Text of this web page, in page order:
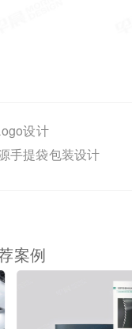
设计
手提袋包装设计
案例